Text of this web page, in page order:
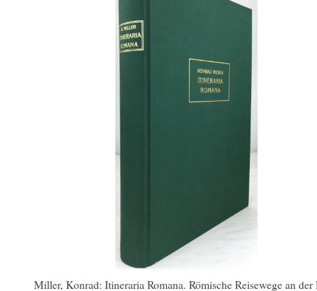
Miller, Konrad: Itineraria Romana. Römische Reisewege an der